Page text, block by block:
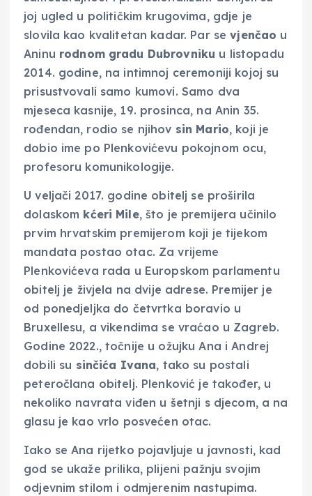
joj ugled u političkim krugovima, gdje je
slovila kao kvalitetan kadar. Par sevjenčao u
Aninu rodnom gradu Dubrovniku u listopadu
2014. godine, na intimnoj ceremoniji kojoj su
prisustvovali samo kumovi. Samo dva
mjeseca kasnije, 19. prosinca, na Anin 35.
rođendan, rodio se njihov sin Mario, koji je
dobio ime po Plenkovićevu pokojnom ocu,
profesoru komunikologije.
U veljači 2017. godine obitelj se proširila
dolaskom kćeri Mile, što je premijera učinilo
prvim hrvatskim premijerom koji je tijekom
mandata postao otac. Za vrijeme
Plenkovićeva rada u Europskom parlamentu
obitelj je živjela na dvije adrese. Premijer je
od ponedjeljka do četvrtka boravio u
Bruxellesu, a vikendima se vraćao u Zagreb.
Godine 2022., točnije u ožujku Ana i Andrej
dobili su sinčića Ivana, tako su postali
peteročlana obitelj. Plenković je također, u
nekoliko navrata viđen u šetnji s djecom, a na
glasu je kao vrlo posvećen otac.
Iako se Ana rijetko pojavljuje u javnosti, kad
god se ukaže prilika, plijeni pažnju svojim
odjevnim stilom i odmjerenim nastupima.